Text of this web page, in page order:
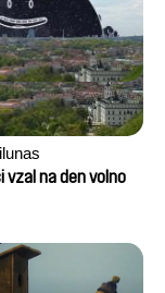
vzal na den volno